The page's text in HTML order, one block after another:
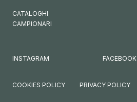
CATALOGHI
CAMPIONARI
INSTAGRAM FACEBOOK
COOKIES POLICY PRIVACY POLICY